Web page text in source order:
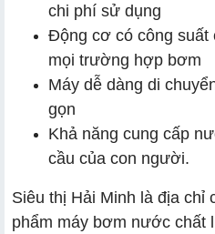
chi phí sử dụng
Động cơ có công suất
mọi trường hợp bơm
Máy dễ dàng di
gọn
Khả năng cung cấp
cầu của con người.
Siêu thị Hải Minh là địa chỉ
phẩm máy bơm nước chất